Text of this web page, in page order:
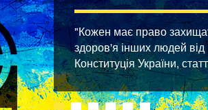
"Кожен має право
здоров'я інших людей
Конституція України,